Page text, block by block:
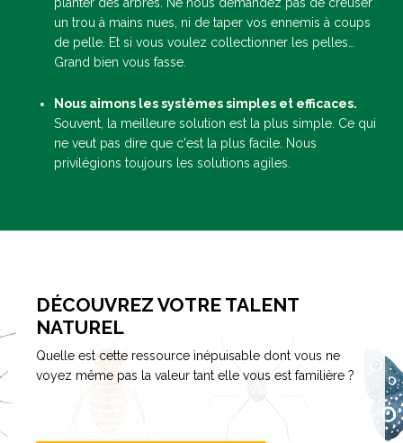
un trou à mains nues, ni de taper vos ennemis à coups
de pelle. Et si vous voulez collectionner les pelles…
Grand bien vous fasse.
Nous aimons les systèmes simples et efficaces.
Souvent, la meilleure solution est la plus simple. Ce qui
ne veut pas dire que c'est la plus facile. Nous
privilégions toujours les solutions agiles.
DÉCOUVREZ VOTRE TALENT
NATUREL
Quelle est cette ressource inépuisable dont vous ne
voyez même pas la valeur tant elle vous est familière ?